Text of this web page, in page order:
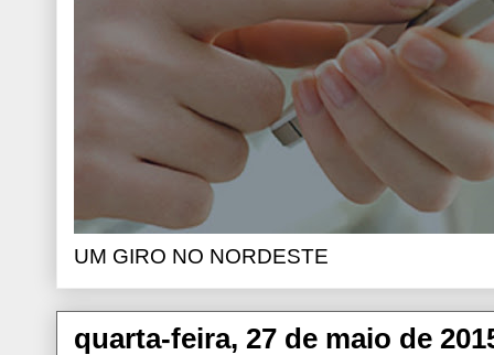
UM GIRO NO NORDESTE
quarta-feira, 27 de maio de